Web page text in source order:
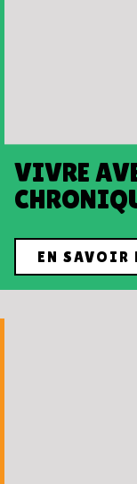
VIVRE
EN SAVOIR